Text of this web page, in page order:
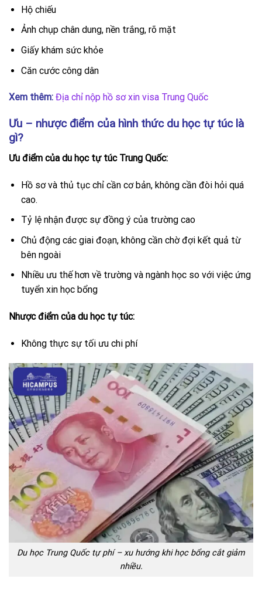
Hộ chiếu
Ảnh chụp chân dung, nền trắng, rõ mặt
Giấy khám sức khỏe
Căn cước công dân
Xem thêm: Địa chỉ nộp hồ sơ xin visa Trung Quốc
Ưu – nhược điểm của hình thức du học tự túc là
gì?
Ưu điểm của du học tự túc Trung Quốc:
Hồ sơ và thủ tục chỉ cần cơ bản, không cần đòi hỏi quá
cao.
Tỷ lệ nhận được sự đồng ý của trường cao
Chủ động các giai đoạn, không cần chờ đợi kết quả từ
bên ngoài
Nhiều ưu thế hơn về trường và ngành học so với việc ứng
tuyển xin học bổng
Nhược điểm của du học tự túc:
Không thực sự tối ưu chi phí
Du học Trung Quốc tự phí – xu hướng khi học bổng cắt giảm
nhiều.